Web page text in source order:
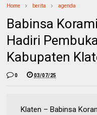
Home berita agenda
Babinsa
Hadiri
Kabupaten
0 03/07/25
Klaten – Babinsa